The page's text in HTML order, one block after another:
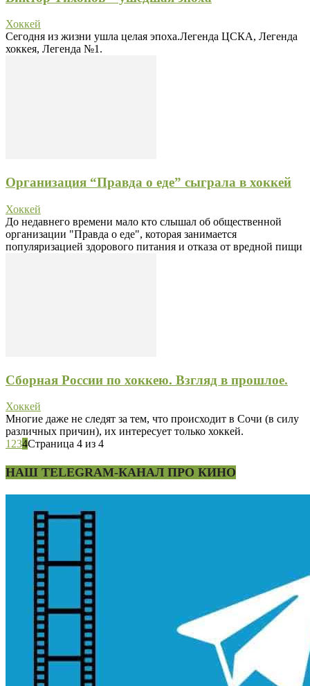
Хоккей
Сегодня из жизни ушла целая эпоха.Легенда ЦСКА, Легенда
хоккея, Легенда №1.
Организация “Правда о еде” сыграла в хоккей
Хоккей
До недавнего времени мало кто слышал об общественной
организации "Правда о еде", которая занимается
популяризацией здорового питания и отказа от вредной пищи
Сборная России по хоккею. Взгляд в прошлое.
Хоккей
Многие даже не следят за тем, что происходит в Сочи (в силу
различных причин), их интересует только хоккей.
1 234Страница 4 из 4
НАШ TELEGRAM-КАНАЛ ПРО КИНО